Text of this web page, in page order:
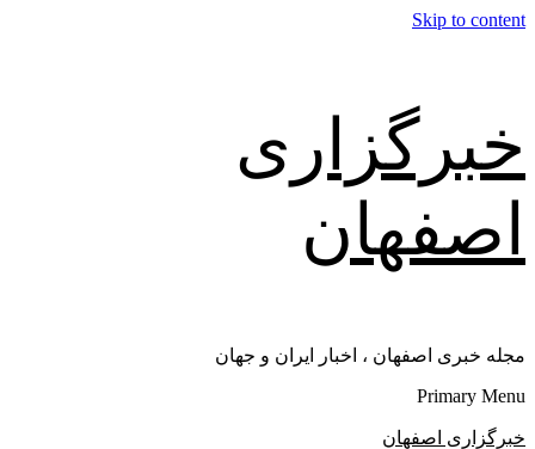
Skip to content
خبرگزاری
اصفهان
مجله خبری اصفهان ، اخبار ایران و جهان
Primary Menu
خبرگزاری اصفهان